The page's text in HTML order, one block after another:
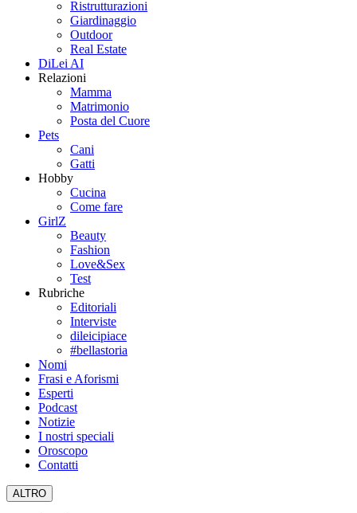
Ristrutturazioni
Giardinaggio
Outdoor
Real Estate
DiLei AI
Relazioni
Mamma
Matrimonio
Posta del Cuore
Pets
Cani
Gatti
Hobby
Cucina
Come fare
GirlZ
Beauty
Fashion
Love&Sex
Test
Rubriche
Editoriali
Interviste
dileicipiace
#bellastoria
Nomi
Frasi e Aforismi
Esperti
Podcast
Notizie
I nostri speciali
Oroscopo
Contatti
ALTRO